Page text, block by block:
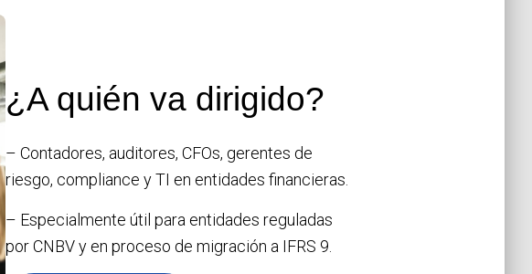
¿A quién va dirigido?
– Contadores, auditores, CFOs, gerentes de
riesgo, compliance y TI en entidades financieras.
– Especialmente útil para entidades reguladas
por CNBV y en proceso de migración a IFRS 9.